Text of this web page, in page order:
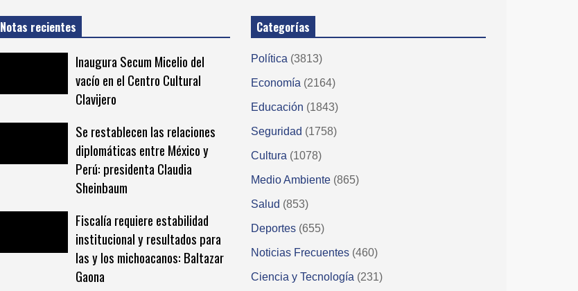
Notas recientes
Inaugura Secum Micelio del
vacío en el Centro Cultural
Clavijero
Se restablecen las relaciones
diplomáticas entre México y
Perú: presidenta Claudia
Sheinbaum
Fiscalía requiere estabilidad
institucional y resultados para
las y los michoacanos: Baltazar
Gaona
Categorías
Política (3813)
Economía (2164)
Educación (1843)
Seguridad (1758)
Cultura (1078)
Medio Ambiente (865)
Salud (853)
Deportes (655)
Noticias Frecuentes (460)
Ciencia y Tecnología (231)